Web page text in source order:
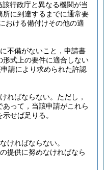
行政庁と異なる機関が当
に到達するまでに通常要
おける備付けその他の適
不備がないこと，申請書
式上の要件に適合しない
請により求められた許認
ればならない。 ただし，
って，当該申請がこれら
せば足りる。
ければならない。
提供に努めなければなら